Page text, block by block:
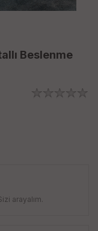
Beslenme
arayalım.